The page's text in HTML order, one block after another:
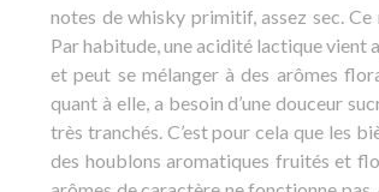
notes de whisky primitif, assez sec.
Par habitude, une acidité lactique vient
et peut se mélanger à des arômes
quant à elle, a besoin d’une douceur
très tranchés. C’est pour cela que les
des houblons aromatiques fruités et